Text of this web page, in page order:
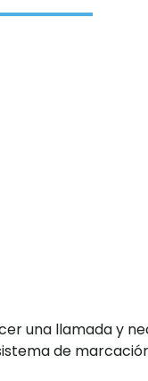
una llamada y
de